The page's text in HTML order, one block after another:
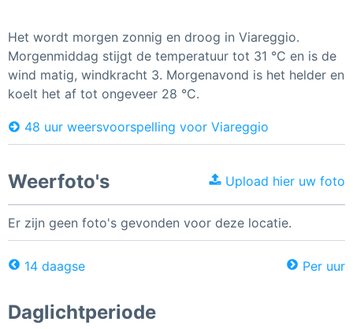
Het wordt morgen zonnig en droog in Viareggio.
Morgenmiddag stijgt de temperatuur tot 31 °C en is de
wind matig, windkracht 3. Morgenavond is het helder en
koelt het af tot ongeveer 28 °C.
48 uur weersvoorspelling voor Viareggio
Weerfoto's Upload hier uw foto
Er zijn geen foto's gevonden voor deze locatie.
14 daagse Per uur
Daglichtperiode